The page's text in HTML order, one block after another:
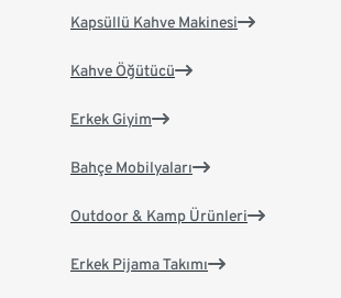
Kapsüllü Kahve Makinesi
Kahve Öğütücü
Erkek Giyim
Bahçe Mobilyaları
Outdoor & Kamp Ürünleri
Erkek Pijama Takımı